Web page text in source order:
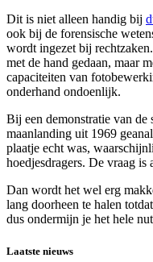
Dit is niet alleen handig bij
ook bij de forensische
wordt ingezet bij
met de hand gedaan, maar
capaciteiten van
onderhand ondoenlijk.
Bij een demonstratie van
maanlanding uit 1969
plaatje echt was,
hoedjesdragers. De vraag
Dan wordt het wel erg
lang doorheen te halen
dus ondermijn je het hele
Laatste nieuws